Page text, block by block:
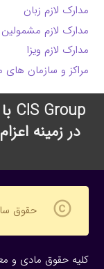
مدارک لازم زبان
مدارک لازم مشمولین
مدارک لازم ویزا
مراکز و سازمان های
در زمینه
copyright حقوق
کلیه حقوق مادی و